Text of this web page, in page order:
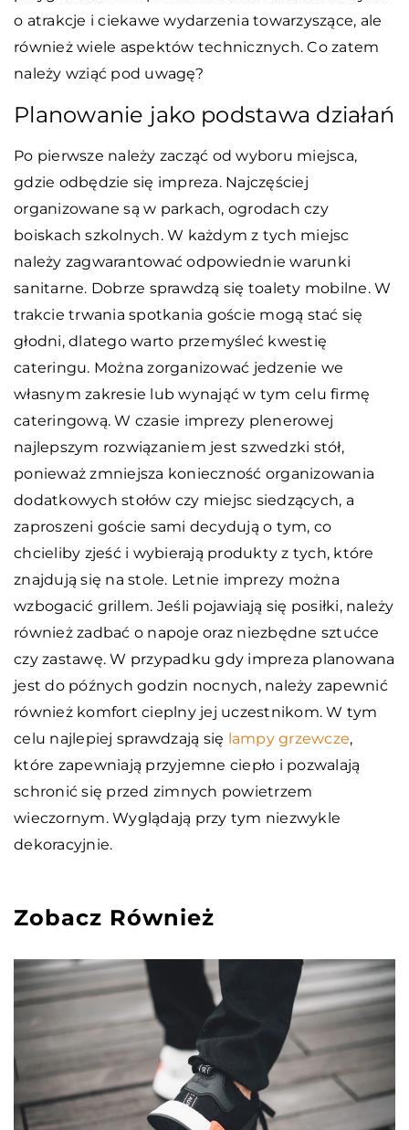
o atrakcje i ciekawe wydarzenia towarzyszące, ale
również wiele aspektów technicznych. Co zatem
należy wziąć pod uwagę?
Planowanie jako podstawa działań
Po pierwsze należy zacząć od wyboru miejsca,
gdzie odbędzie się impreza. Najczęściej
organizowane są w parkach, ogrodach czy
boiskach szkolnych. W każdym z tych miejsc
należy zagwarantować odpowiednie warunki
sanitarne. Dobrze sprawdzą się toalety mobilne. W
trakcie trwania spotkania goście mogą stać się
głodni, dlatego warto przemyśleć kwestię
cateringu. Można zorganizować jedzenie we
własnym zakresie lub wynająć w tym celu firmę
cateringową. W czasie imprezy plenerowej
najlepszym rozwiązaniem jest szwedzki stół,
ponieważ zmniejsza konieczność organizowania
dodatkowych stołów czy miejsc siedzących, a
zaproszeni goście sami decydują o tym, co
chcieliby zjeść i wybierają produkty z tych, które
znajdują się na stole. Letnie imprezy można
wzbogacić grillem. Jeśli pojawiają się posiłki, należy
również zadbać o napoje oraz niezbędne sztućce
czy zastawę. W przypadku gdy impreza planowana
jest do późnych godzin nocnych, należy zapewnić
również komfort cieplny jej uczestnikom. W tym
celu najlepiej sprawdzają się lampy grzewcze,
które zapewniają przyjemne ciepło i pozwalają
schronić się przed zimnych powietrzem
wieczornym. Wyglądają przy tym niezwykle
dekoracyjnie.
Zobacz Również